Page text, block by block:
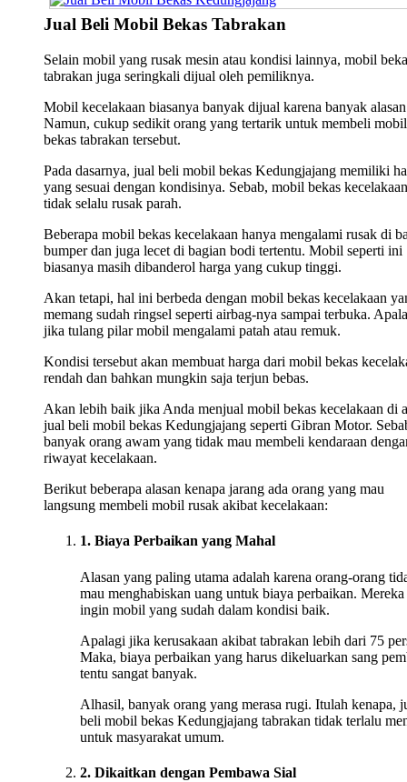
Jual Beli Mobil Bekas Tabrakan
Selain mobil yang rusak mesin atau kondisi lainnya, mobil
tabrakan juga seringkali dijual oleh pemiliknya.
Mobil kecelakaan biasanya banyak dijual karena banyak
Namun, cukup sedikit orang yang tertarik untuk membeli mobil
bekas tabrakan tersebut.
Pada dasarnya, jual beli mobil bekas Kedungjajang memiliki
yang sesuai dengan kondisinya. Sebab, mobil bekas kecelakaan
tidak selalu rusak parah.
Beberapa mobil bekas kecelakaan hanya mengalami rusak di
bumper dan juga lecet di bagian bodi tertentu. Mobil seperti ini
biasanya masih dibanderol harga yang cukup tinggi.
Akan tetapi, hal ini berbeda dengan mobil bekas kecelakaan
memang sudah ringsel seperti airbag-nya sampai terbuka.
jika tulang pilar mobil mengalami patah atau remuk.
Kondisi tersebut akan membuat harga dari mobil bekas
rendah dan bahkan mungkin saja terjun bebas.
Akan lebih baik jika Anda menjual mobil bekas kecelakaan di
jual beli mobil bekas Kedungjajang seperti Gibran Motor.
banyak orang awam yang tidak mau membeli kendaraan
riwayat kecelakaan.
Berikut beberapa alasan kenapa jarang ada orang yang mau
langsung membeli mobil rusak akibat kecelakaan:
1. Biaya Perbaikan yang Mahal
Alasan yang paling utama adalah karena orang-orang
mau menghabiskan uang untuk biaya perbaikan. Mereka
ingin mobil yang sudah dalam kondisi baik.
Apalagi jika kerusakaan akibat tabrakan lebih dari 75
Maka, biaya perbaikan yang harus dikeluarkan sang
tentu sangat banyak.
Alhasil, banyak orang yang merasa rugi. Itulah kenapa,
beli mobil bekas Kedungjajang tabrakan tidak terlalu
untuk masyarakat umum.
2. Dikaitkan dengan Pembawa Sial